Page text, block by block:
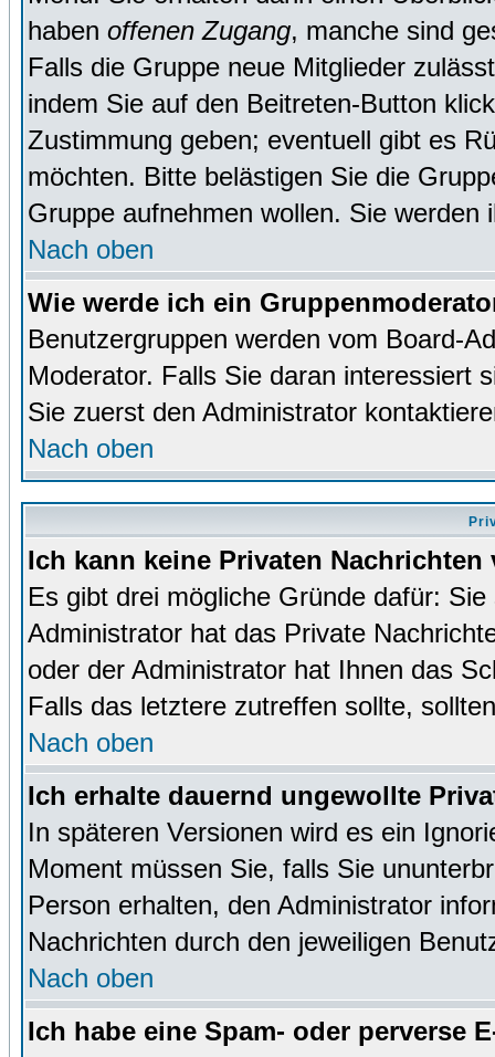
haben offenen Zugang, manche sind
Falls die Gruppe neue Mitglieder
indem Sie auf den Beitreten-Button
Zustimmung geben; eventuell gibt es
möchten. Bitte belästigen Sie die
Gruppe aufnehmen wollen. Sie werden
Nach oben
Wie werde ich ein
Benutzergruppen werden vom Board-
Moderator. Falls Sie daran interessiert
Sie zuerst den Administrator
Nach oben
Ich kann keine Privaten Nachrichten
Es gibt drei mögliche Gründe dafür:
Administrator hat das Private
oder der Administrator hat Ihnen das
Falls das letztere zutreffen sollte,
Nach oben
Ich erhalte dauernd ungewollte
In späteren Versionen wird es ein
Moment müssen Sie, falls Sie
Person erhalten, den Administrator
Nachrichten durch den jeweiligen
Nach oben
Ich habe eine Spam- oder perverse